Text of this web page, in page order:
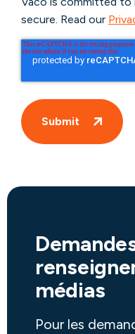
secure. Read our
médias
Pour les